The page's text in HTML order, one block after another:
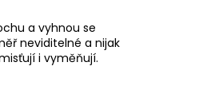
a vyhnou se
neviditelné a nijak
i vyměňují.